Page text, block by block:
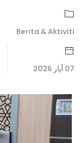
Berita & Aktiviti
07 أيار 2026